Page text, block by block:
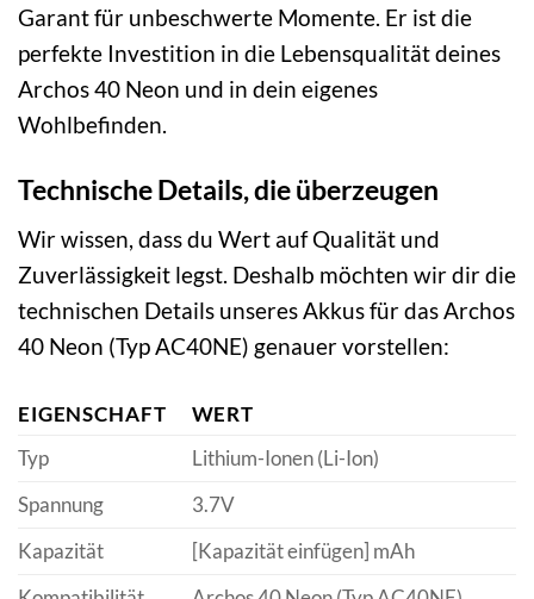
Garant für unbeschwerte Momente. Er ist die
perfekte Investition in die Lebensqualität deines
Archos 40 Neon und in dein eigenes
Wohlbefinden.
Technische Details, die überzeugen
Wir wissen, dass du Wert auf Qualität und
Zuverlässigkeit legst. Deshalb möchten wir dir die
technischen Details unseres Akkus für das Archos
40 Neon (Typ AC40NE) genauer vorstellen:
EIGENSCHAFT
WERT
Typ
Lithium-Ionen (Li-Ion)
Spannung
3.7V
Kapazität
[Kapazität einfügen] mAh